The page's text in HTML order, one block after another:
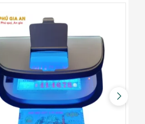
Thanh Trì - HN
0969.5262.79
Quận 9
khu Đô Thị Vinhomes Grand Park,
Quận 9
0948020788 Xem bản đồ